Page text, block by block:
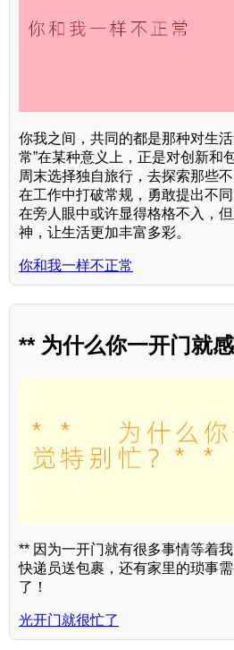
你我之间，共同的都是那种对生
常”在某种意义上，正是对创新和
周末选择独自旅行，去探索那些
在工作中打破常规，勇敢提出不
在旁人眼中或许显得格格不入，
神，让生活更加丰富多彩。
你和我一样不正常
** 为什么你一开门就
** 因为一开门就有很多事情等着
快递员送包裹，还有家里的琐事
了！
光开门就很忙了